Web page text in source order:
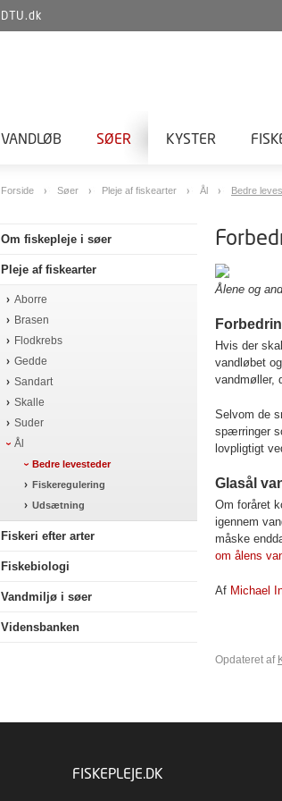
DTU.dk
VANDLØB SØER KYSTER
Forside Søer Pleje af fiskearter Ål Bedre
Om fiskepleje i søer
Pleje af fiskearter
Aborre
Brasen
Flodkrebs
Gedde
Sandart
Skalle
Suder
Ål
Bedre levesteder
Fiskeregulering
Udsætning
Fiskeri efter arter
Fiskebiologi
Vandmiljø i søer
Vidensbanken
Ålene og
Hvis der
vandløbet
vandmøller,
Selvom de
spærringer
lovpligtigt
Glasål
Om foråret
igennem
måske
om ålens
Af Michael
Opdateret af
FISKEPLEJE.DK